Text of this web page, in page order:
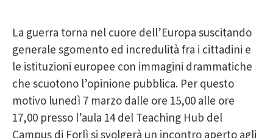
La guerra torna nel cuore dell’Europa suscitando
generale sgomento ed incredulità fra i cittadini e
le istituzioni europee con immagini drammatiche
che scuotono l’opinione pubblica. Per questo
motivo lunedì 7 marzo dalle ore 15,00 alle ore
17,00 presso l’aula 14 del Teaching Hub del